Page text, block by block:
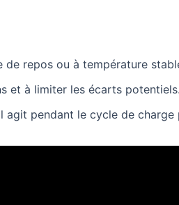
repos ou à température
et à limiter les écarts potentiels.
agit pendant le cycle de